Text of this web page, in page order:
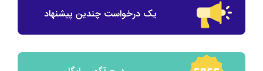
یک درخواست چندین پیشنهاد